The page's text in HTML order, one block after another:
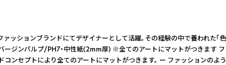
ョンブランドにてデザイナーとして活躍。その経験の中で養わ
パルプ/PH7・中性紙(2mm厚) ※全てのアートにマットがつきま
セプトにより全てのアートにマットがつきます。 ー ファッショ